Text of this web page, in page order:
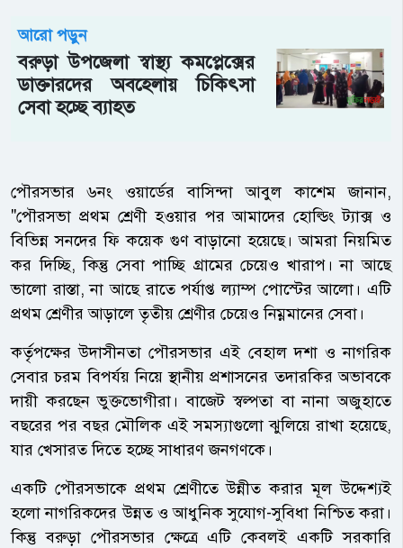
আরো পড়ুন
বরুড়া উপজেলা স্বাস্থ্য কমপ্লেক্সের
ডাক্তারদের অবহেলায় চিকিৎসা
সেবা হচ্ছে ব্যাহত
পৌরসভার ৬নং ওয়ার্ডের বাসিন্দা আবুল কাশেম জানান,
"পৌরসভা প্রথম শ্রেণী হওয়ার পর আমাদের হোল্ডিং ট্যাক্স ও
বিভিন্ন সনদের ফি কয়েক গুণ বাড়ানো হয়েছে। আমরা নিয়মিত
কর দিচ্ছি, কিন্তু সেবা পাচ্ছি গ্রামের চেয়েও খারাপ। না আছে
ভালো রাস্তা, না আছে রাতে পর্যাপ্ত ল্যাম্প পোস্টের আলো। এটি
প্রথম শ্রেণীর আড়ালে তৃতীয় শ্রেণীর চেয়েও নিম্নমানের সেবা।
কর্তৃপক্ষের উদাসীনতা পৌরসভার এই বেহাল দশা ও নাগরিক
সেবার চরম বিপর্যয় নিয়ে স্থানীয় প্রশাসনের তদারকির অভাবকে
দায়ী করছেন ভুক্তভোগীরা। বাজেট স্বল্পতা বা নানা অজুহাতে
বছরের পর বছর মৌলিক এই সমস্যাগুলো ঝুলিয়ে রাখা হয়েছে,
যার খেসারত দিতে হচ্ছে সাধারণ জনগণকে।
একটি পৌরসভাকে প্রথম শ্রেণীতে উন্নীত করার মূল উদ্দেশ্যই
হলো নাগরিকদের উন্নত ও আধুনিক সুযোগ-সুবিধা নিশ্চিত করা।
কিন্তু বরুড়া পৌরসভার ক্ষেত্রে এটি কেবলই একটি সরকারি